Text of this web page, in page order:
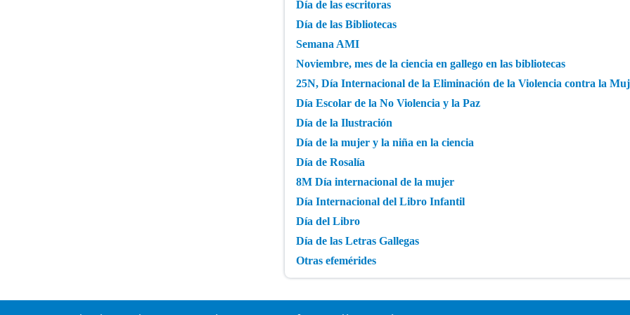
Día de las escritoras
Día de las Bibliotecas
Semana AMI
Noviembre, mes de la ciencia en gallego en las bibliotecas
25N, Día Internacional de la Eliminación de la Violencia contra la
Día Escolar de la No Violencia y la Paz
Día de la Ilustración
Día de la mujer y la niña en la ciencia
Día de Rosalía
8M Día internacional de la mujer
Día Internacional del Libro Infantil
Día del Libro
Día de las Letras Gallegas
Otras efemérides